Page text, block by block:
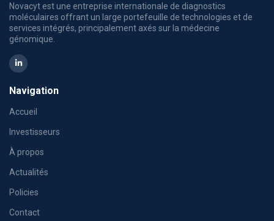
Novacyt est une entreprise internationale de diagnostics
moléculaires offrant un large portefeuille de technologies et de
services intégrés, principalement axés sur la médecine
génomique.
Navigation
Accueil
Investisseurs
À propos
Actualités
Policies
Contact